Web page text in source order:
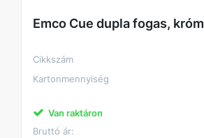
Emco Cue dupla fogas, króm
Cikkszám
Kartonmennyiség
Van raktáron
Bruttó ár: